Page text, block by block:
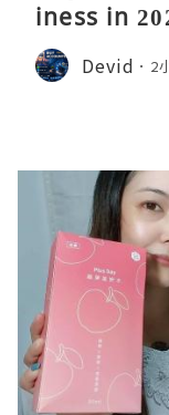
iness in
Devid 2